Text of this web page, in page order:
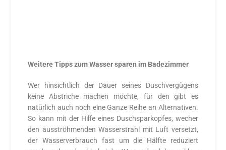
Weitere Tipps zum Wasser sparen im Badezimmer
Wer hinsichtlich der Dauer seines Duschvergügens
keine Abstriche machen möchte, für den gibt es
natürlich auch noch eine Ganze Reihe an Alternativen.
So kann mit der Hilfe eines Duschsparkopfes, wecher
den ausströhmenden Wasserstrahl mit Luft versetzt,
der Wasserverbrauch fast um die Hälfte reduziert